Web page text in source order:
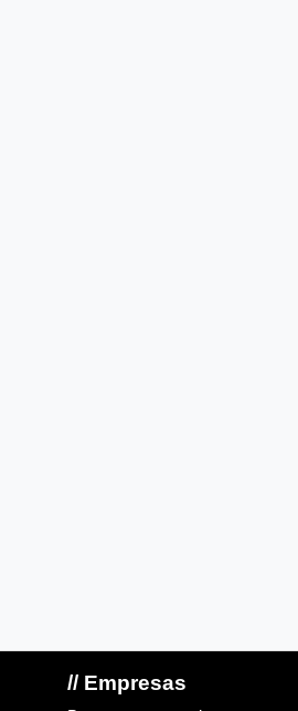
// Empresas